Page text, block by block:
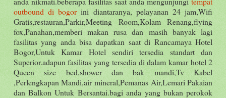
outbound di bogorini diantaranya, pelayanan 24 jam,Wifi
Gratis,restauran,Parkir,Meeting Room,Kolam Renang,flying
fox,Panahan,memberi makan rusa dan masih banyak lagi
fasilitas yang anda bisa dapatkan saat di Rancamaya Hotel
Bogor,Untuk Kamar Hotel sendiri tersedia standart dan
Superior.adapun fasilitas yang tersedia di dalam kamar hotel 2
Queen size bed,shower dan bak mandi,Tv Kabel
,Perlengkapan Mandi,air mineral,Pemanas Air,Lemari Pakaian
dan Balkon Untuk Bersantai.bagi anda yang bukan perokok